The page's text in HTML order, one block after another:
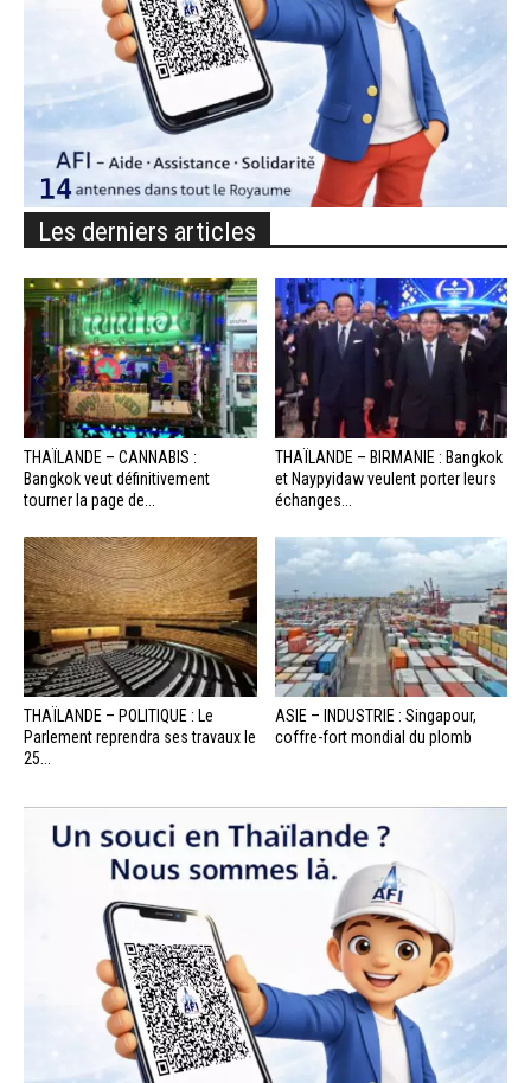
Les derniers articles
THAÏLANDE – CANNABIS :
Bangkok veut définitivement
tourner la page de...
THAÏLANDE – BIRMANIE : Bangkok
et Naypyidaw veulent porter leurs
échanges...
THAÏLANDE – POLITIQUE : Le
Parlement reprendra ses travaux le
25...
ASIE – INDUSTRIE : Singapour,
coffre-fort mondial du plomb